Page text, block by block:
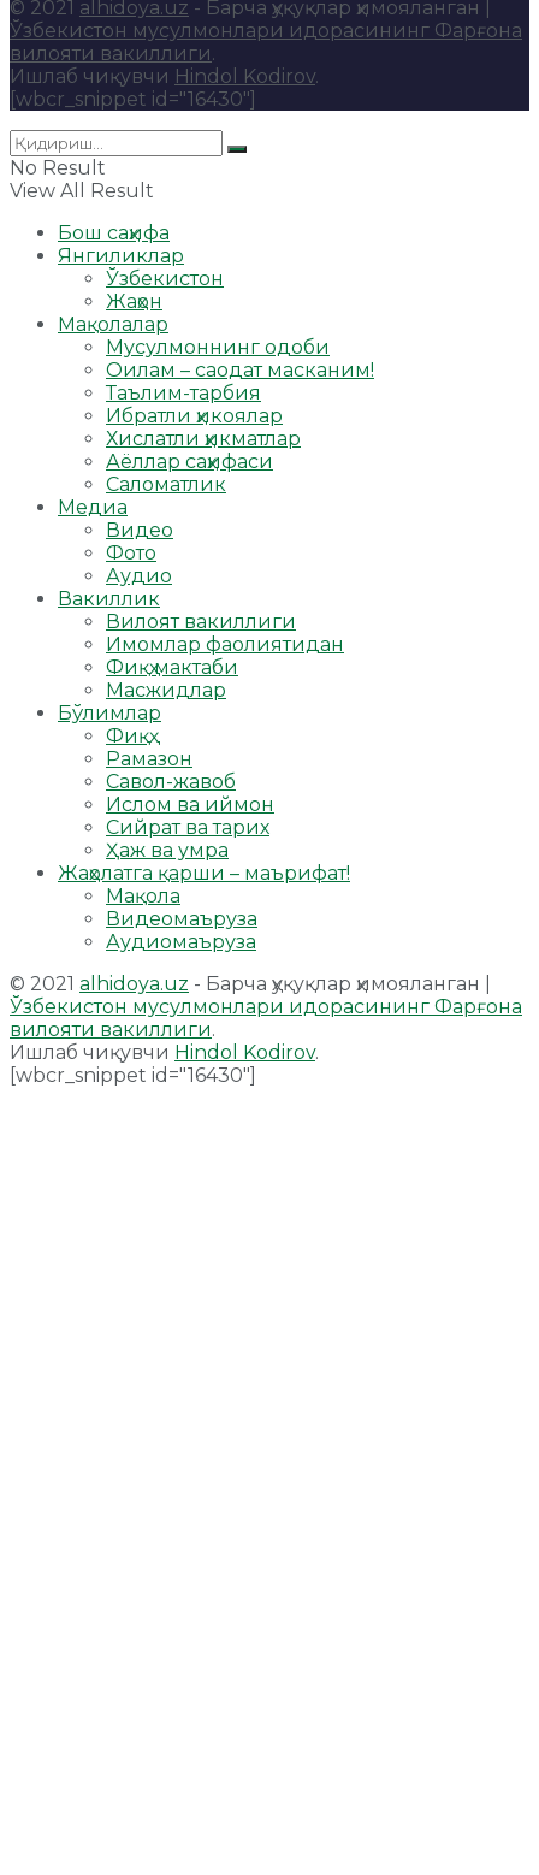
© 2021 alhidoya.uz - Барча ҳуқуқлар ҳимояланган |
Ўзбекистон мусулмонлари идорасининг Фарғона
вилояти вакиллиги.
Ишлаб чиқувчи Hindol Kodirov.
[wbcr_snippet id="16430"]
No Result
View All Result
Бош саҳифа
Янгиликлар
Ўзбекистон
Жаҳон
Мақолалар
Мусулмоннинг одоби
Оилам – саодат масканим!
Таълим-тарбия
Ибратли ҳикоялар
Хислатли ҳикматлар
Аёллар саҳифаси
Саломатлик
Медиа
Видео
Фото
Аудио
Вакиллик
Вилоят вакиллиги
Имомлар фаолиятидан
Фиқҳ мактаби
Масжидлар
Бўлимлар
Фиқҳ
Рамазон
Савол-жавоб
Ислом ва иймон
Сийрат ва тарих
Ҳаж ва умра
Жаҳолатга қарши – маърифат!
Мақола
Видеомаъруза
Аудиомаъруза
© 2021 alhidoya.uz - Барча ҳуқуқлар ҳимояланган |
Ўзбекистон мусулмонлари идорасининг Фарғона
вилояти вакиллиги.
Ишлаб чиқувчи Hindol Kodirov.
[wbcr_snippet id="16430"]